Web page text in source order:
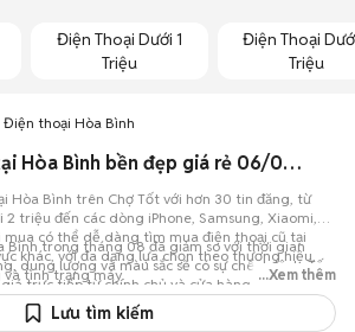
Điện Thoại Dưới 1
Triệu
Điện Thoại
Triệu
Điện thoại Hòa Bình
30 Điện thoại cũ tại Hòa Bình bền đẹp giá rẻ 06/08/2026
Hòa Bình trên Chợ Tốt với hơn 30 tin đăng, từ
triệu đến các dòng iPhone, Samsung, Xiaomi,
mua có thể dễ dàng tìm mua điện thoại cũ tại
khác, với đa dạng lựa chọn theo thương hiệu,
tình trạng máy.
Bình trong tháng 08 đã giảm so với thời gian
dung lượng và màu sắc sẽ có sự chênh lệch. Tất
trực tiếp từ chính chủ và cửa hàng, hỗ trợ lọc
lượng, màu sắc, tình trạng máy, giúp việc
Hòa Bình nhanh chóng và rõ ràng. Cập nhật giá
...Xem thêm
Lưu tìm kiếm